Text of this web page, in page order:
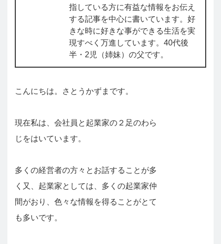
指している方に有益な情報をお伝え
する記事を中心に書いています。好
きな時に好きな事ができる生活を実
現すべく万進しています。40代後
半・2児（姉妹）の父です。
こんにちは。さとうかずまです。
現在私は、会社員と起業家の２足のわら
じをはいています。
多くの経営者の方々とお話することが多
く又、起業家としては、多くの起業家仲
間がおり、色々な情報を得ることがとて
も多いです。